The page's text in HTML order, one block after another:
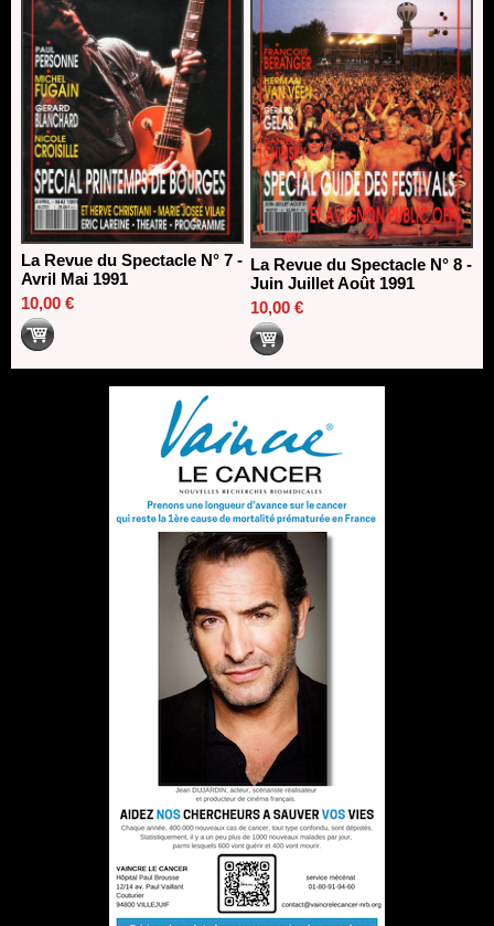
La Revue du Spectacle N° 7 -
Avril Mai 1991
10,00 €
La Revue du Spectacle N° 8 -
Juin Juillet Août 1991
10,00 €